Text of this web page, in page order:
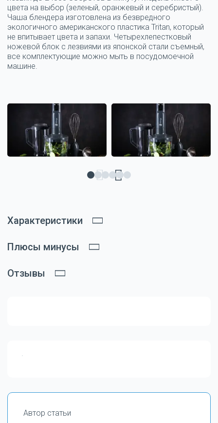
цвета на выбор (зеленый, оранжевый и серебристый).
Чаша блендера изготовлена из безвредного
экологичного американского пластика Tritan, который
не впитывает цвета и запахи. Четырехлепестковый
ножевой блок с лезвиями из японской стали съемный,
все комплектующие можно мыть в посудомоечной
машине.
Характеристики
Плюсы минусы
Отзывы
Автор статьи